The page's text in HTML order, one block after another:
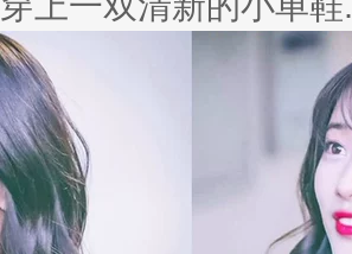
冬季绚烂，少不了羽